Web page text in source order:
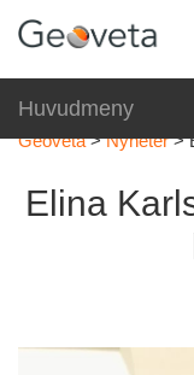
Huvudmeny
Geoveta>Nyheter>
Elina